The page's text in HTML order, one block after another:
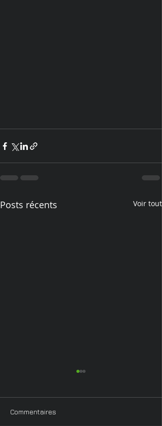
Posts récents Voir tout
Commentaires